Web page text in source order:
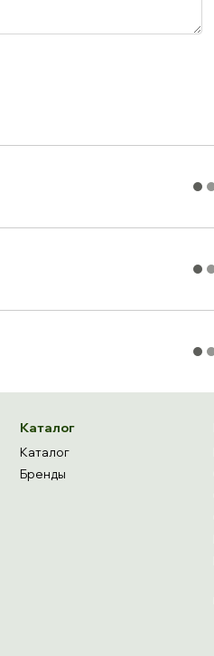
Каталог
Каталог
Бренды